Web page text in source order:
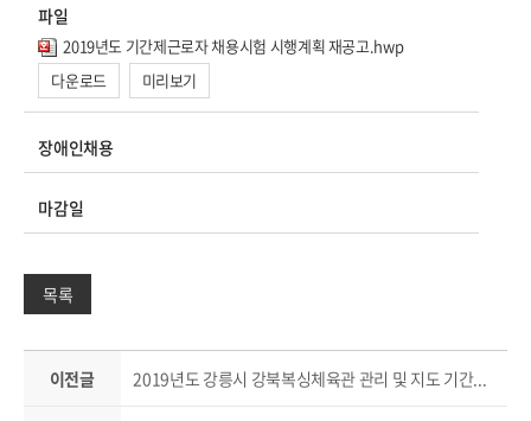
파일
2019년도 기간제근로자 채용시험 시행계획 재공고.hwp
다운로드
미리보기
장애인채용
마감일
목록
이전글 2019년도 강릉시 강북복싱체육관 관리 및 지도 기간제 근로자 채용공고